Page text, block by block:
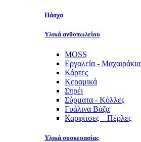
Πάσχα
Υλικά ανθοπωλείου
MOSS
Εργαλεία - Μαχαιράκια
Κάρτες
Κεραμικά
Σπρέι
Σύρματα - Κόλλες
Γυάλινα Βάζα
Καρφίτσες – Πέρλες
Υλικά συσκευασίας